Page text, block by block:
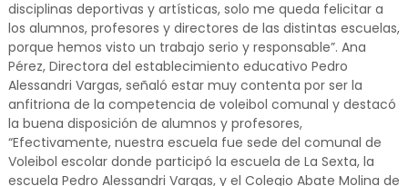
disciplinas deportivas y artísticas, solo me queda felicitar a
los alumnos, profesores y directores de las distintas escuelas,
porque hemos visto un trabajo serio y responsable”. Ana
Pérez, Directora del establecimiento educativo Pedro
Alessandri Vargas, señaló estar muy contenta por ser la
anfitriona de la competencia de voleibol comunal y destacó
la buena disposición de alumnos y profesores,
“Efectivamente, nuestra escuela fue sede del comunal de
Voleibol escolar donde participó la escuela de La Sexta, la
escuela Pedro Alessandri Vargas, y el Colegio Abate Molina de